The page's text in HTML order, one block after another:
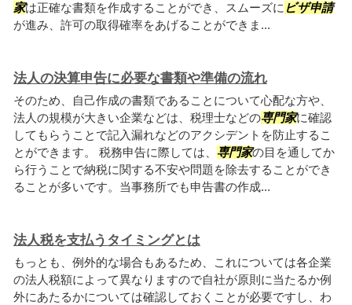
家は正確な書類を作成することができ、スムーズに ビザ申請
が進み、許可の取得確率をあげることができま...
法人の決算申告に必要な書類や準備の流れ
そのため、自己作成の書類であることについて心配な方や、
法人の規模が大きい企業などは、税理士などの専門家に確認
してもらうことで記入漏れなどのアクシデントを防止するこ
とができます。 税務申告に際しては、 専門家の目を通してか
ら行うことで納税に関する不安や問題を除去することができ
ることが多いです。当事務所でも申告書の作成...
法人税を支払うタイミングとは
もっとも、例外的な場合もあるため、これについては各企業
の法人税額によって異なりますので自社が原則に当たるか例
外にあたるかについては確認しておくことが必要ですし、わ